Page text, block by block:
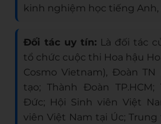
kinh nghiệm học tiếng Anh,
Đối tác uy tín: Là đối tác
tổ chức cuộc thi Hoa hậu
Cosmo Vietnam), Đoàn
tạo; Thành Đoàn TP.HCM;
Đức; Hội Sinh viên Việt
viên Việt Nam tại Úc;